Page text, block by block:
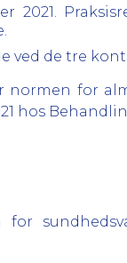
2021.
ved de tre
normen for
hos